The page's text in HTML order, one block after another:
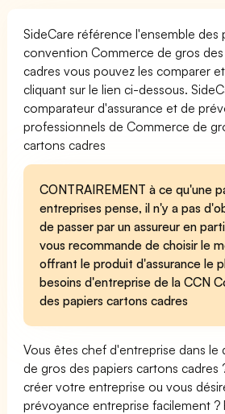
SideCare référence l'ensemble des
convention Commerce de gros
cadres vous pouvez les comparer
cliquant sur le lien ci-dessous.
comparateur d'assurance et de
professionnels de Commerce de
cartons cadres
CONTRAIREMENT à ce qu'une
entreprises pense, il n'y a pas
de passer par un assureur en
vous recommande de choisir le
offrant le produit d'assurance le
besoins d'entreprise de la CCN
des papiers cartons cadres
Vous êtes chef d'entreprise dans le
de gros des papiers cartons cadres
créer votre entreprise ou vous
prévoyance entreprise facilement ?